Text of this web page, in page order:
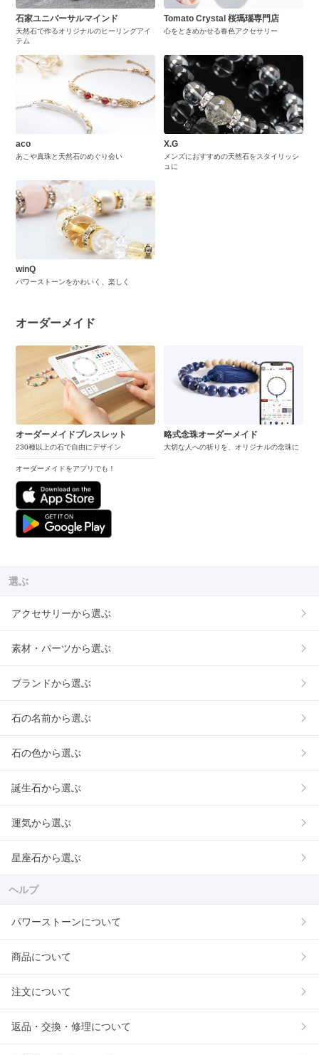
石家ユニバーサルマインド
天然石で作るオリジナルのヒーリングアイ
テム
Tomato Crystal 桜瑪瑙専門店
心をときめかせる春色アクセサリー
aco
あこや真珠と天然石のめぐり会い
X.G
メンズにおすすめの天然石をスタイリッシ
ュに
winQ
パワーストーンをかわいく、楽しく
オーダーメイド
オーダーメイドブレスレット
230種以上の石で自由にデザイン
オーダーメイドをアプリでも！
略式念珠オーダーメイド
大切な人への祈りを、オリジナルの念珠に
選ぶ
アクセサリーから選ぶ
素材・パーツから選ぶ
ブランドから選ぶ
石の名前から選ぶ
石の色から選ぶ
誕生石から選ぶ
運気から選ぶ
星座石から選ぶ
ヘルプ
パワーストーンについて
商品について
注文について
返品・交換・修理について